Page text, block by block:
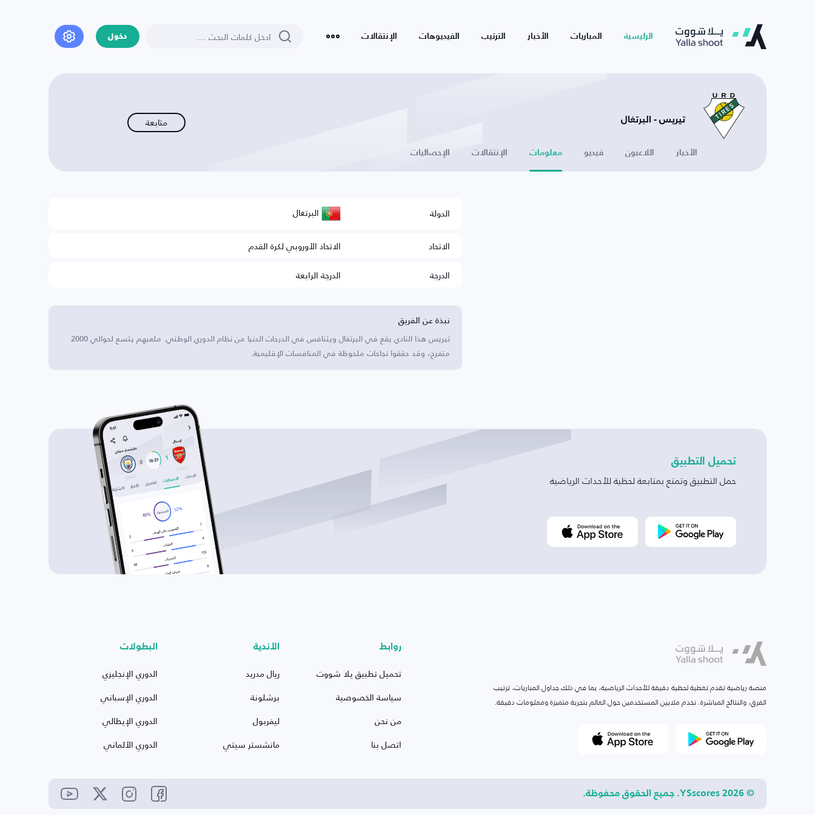
الرئيسية المباريات الأخبار الترتيب الفيديوهات الإنتقالات دخول
تيريس - البرتغال متابعة
الأخبار اللاعبون فيديو معلومات الإنتقالات الإحصائيات
الدولة البرتغال
الاتحاد
الاتحاد الأوروبي لكرة القدم
الدرجة
الدرجة الرابعة
نبذة عن الفريق
تيريس هذا النادي يقع في البرتغال ويتنافس في الدرجات الدنيا من نظام الدوري الوطني. ملعبهم يتسع لحوالي 2000
متفرج، وقد حققوا نجاحات ملحوظة في المنافسات الإقليمية.
تحميل التطبيق
حمل التطبيق وتمتع بمتابعة لحظية للأحداث الرياضية
منصة رياضية تقدم تغطية لحظية دقيقة للأحداث الرياضية، بما في ذلك جداول المباريات، ترتيب
الفرق، والنتائج المباشرة. نخدم ملايين المستخدمين حول العالم بتجربة متميزة ومعلومات دقيقة.
روابط
تحميل تطبيق يلا شووت
سياسة الخصوصية
من نحن
اتصل بنا
الأندية
ريال مدريد
برشلونة
ليفربول
مانشستر سيتي
البطولات
الدوري الإنجليزي
الدوري الإسباني
الدوري الإيطالي
الدوري الألماني
© 2026 YSscores. جميع الحقوق محفوظة.